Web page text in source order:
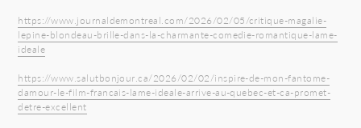
https://www.journaldemontreal.com/2026/02/05/critique-magalie-
lepine-blondeau-brille-dans-la-charmante-comedie-romantique-lame-
ideale
https://www.salutbonjour.ca/2026/02/02/inspire-de-mon-fantome-
damour-le-film-francais-lame-ideale-arrive-au-quebec-et-ca-promet-
detre-excellent